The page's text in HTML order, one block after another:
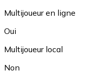
Multijoueur en ligne
Oui
Multijoueur local
Non